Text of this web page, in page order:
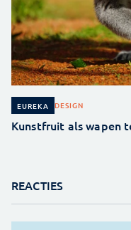
EUREKA DESIGN
Kunstfruit als wapen
REACTIES